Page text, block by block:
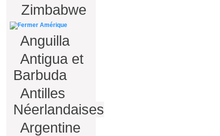
Zimbabwe
Amérique
Anguilla
Antigua et
Barbuda
Antilles
Néerlandaises
Argentine